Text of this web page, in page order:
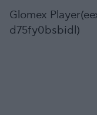
Glomex
d75fy0bsbidl)